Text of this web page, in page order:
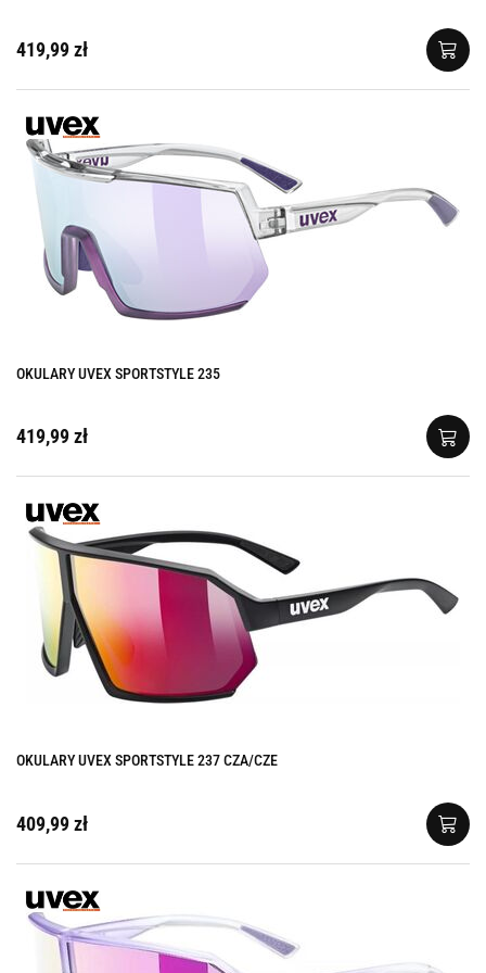
419,99 zł
OKULARY UVEX SPORTSTYLE 235
419,99 zł
OKULARY UVEX SPORTSTYLE 237 CZA/CZE
409,99 zł